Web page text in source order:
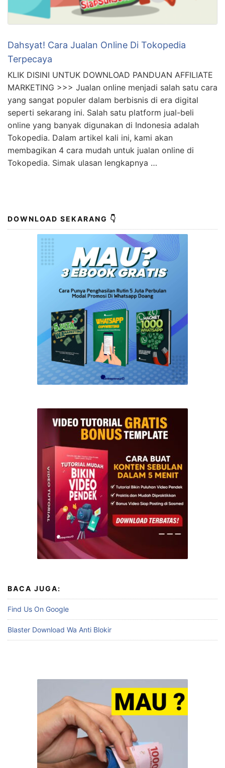
Dahsyat! Cara Jualan Online Di Tokopedia
Terpecaya
KLIK DISINI UNTUK DOWNLOAD PANDUAN AFFILIATE
MARKETING >>> Jualan online menjadi salah satu cara
yang sangat populer dalam berbisnis di era digital
seperti sekarang ini. Salah satu platform jual-beli
online yang banyak digunakan di Indonesia adalah
Tokopedia. Dalam artikel kali ini, kami akan
membagikan 4 cara mudah untuk jualan online di
Tokopedia. Simak ulasan lengkapnya …
DOWNLOAD SEKARANG 👇
BACA JUGA:
Find Us On Google
Blaster Download Wa Anti Blokir